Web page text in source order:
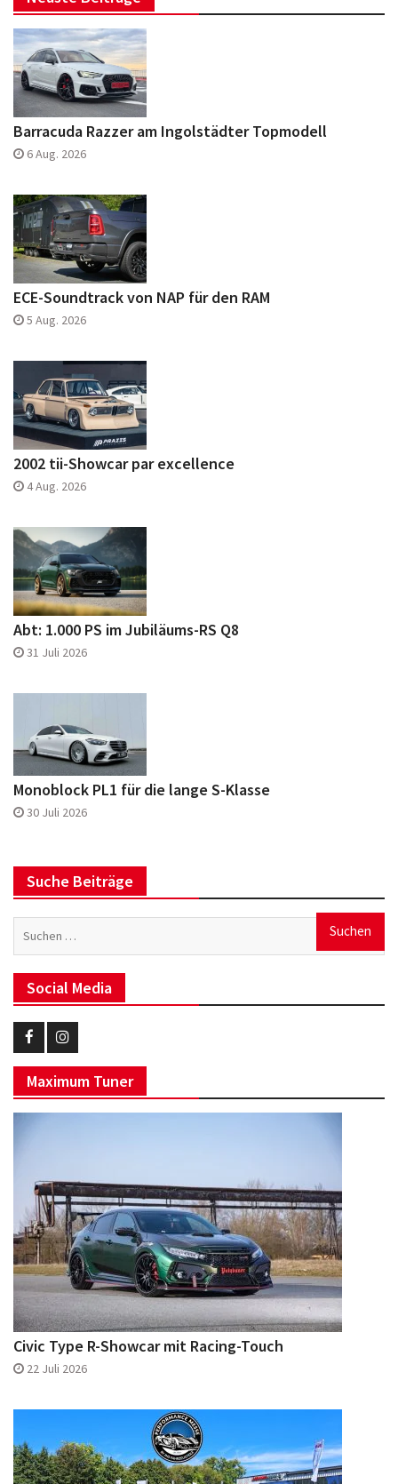
Barracuda Razzer am Ingolstädter Topmodell
6 Aug. 2026
ECE-Soundtrack von NAP für den RAM
5 Aug. 2026
2002 tii-Showcar par excellence
4 Aug. 2026
Abt: 1.000 PS im Jubiläums-RS Q8
31 Juli 2026
Monoblock PL1 für die lange S-Klasse
30 Juli 2026
Suche Beiträge
Suchen
nach:
Social Media
FacebookInstagram
Maximum Tuner
Civic Type R-Showcar mit Racing-Touch
22 Juli 2026